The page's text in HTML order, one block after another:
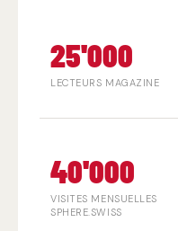
25'000
LECTEURS MAGAZINE
40'000
VISITES MENSUELLES
SPHERE.SWISS